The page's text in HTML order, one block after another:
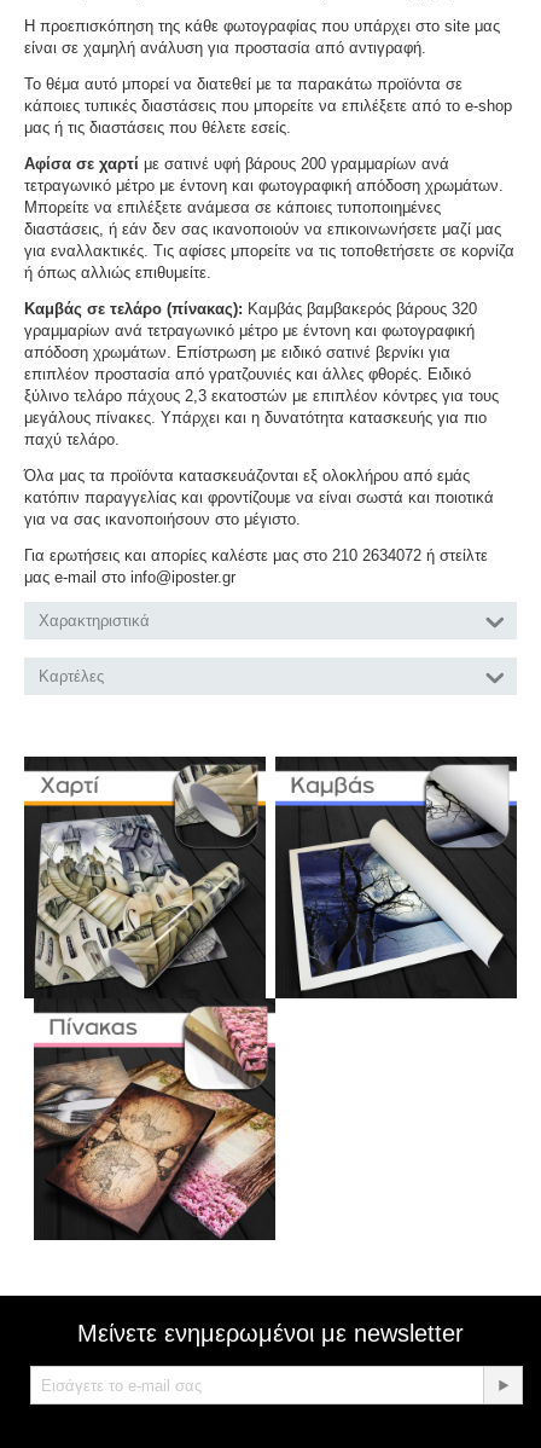
Η προεπισκόπηση της κάθε φωτογραφίας που υπάρχει στο site μας
είναι σε χαμηλή ανάλυση για προστασία από αντιγραφή.
Το θέμα αυτό μπορεί να διατεθεί με τα παρακάτω προϊόντα σε
κάποιες τυπικές διαστάσεις που μπορείτε να επιλέξετε από το e-shop
μας ή τις διαστάσεις που θέλετε εσείς.
Αφίσα σε χαρτί με σατινέ υφή βάρους 200 γραμμαρίων ανά
τετραγωνικό μέτρο με έντονη και φωτογραφική απόδοση χρωμάτων.
Μπορείτε να επιλέξετε ανάμεσα σε κάποιες τυποποιημένες
διαστάσεις, ή εάν δεν σας ικανοποιούν να επικοινωνήσετε μαζί μας
για εναλλακτικές. Τις αφίσες μπορείτε να τις τοποθετήσετε σε κορνίζα
ή όπως αλλιώς επιθυμείτε.
Καμβάς σε τελάρο (πίνακας): Καμβάς βαμβακερός βάρους 320
γραμμαρίων ανά τετραγωνικό μέτρο με έντονη και φωτογραφική
απόδοση χρωμάτων. Επίστρωση με ειδικό σατινέ βερνίκι για
επιπλέον προστασία από γρατζουνιές και άλλες φθορές. Ειδικό
ξύλινο τελάρο πάχους 2,3 εκατοστών με επιπλέον κόντρες για τους
μεγάλους πίνακες. Υπάρχει και η δυνατότητα κατασκευής για πιο
παχύ τελάρο.
Όλα μας τα προϊόντα κατασκευάζονται εξ ολοκλήρου από εμάς
κατόπιν παραγγελίας και φροντίζουμε να είναι σωστά και ποιοτικά
για να σας ικανοποιήσουν στο μέγιστο.
Για ερωτήσεις και απορίες καλέστε μας στο 210 2634072 ή στείλτε
μας e-mail στο info@iposter.gr
Χαρακτηριστικά
Καρτέλες
Μείνετε ενημερωμένοι με newsletter